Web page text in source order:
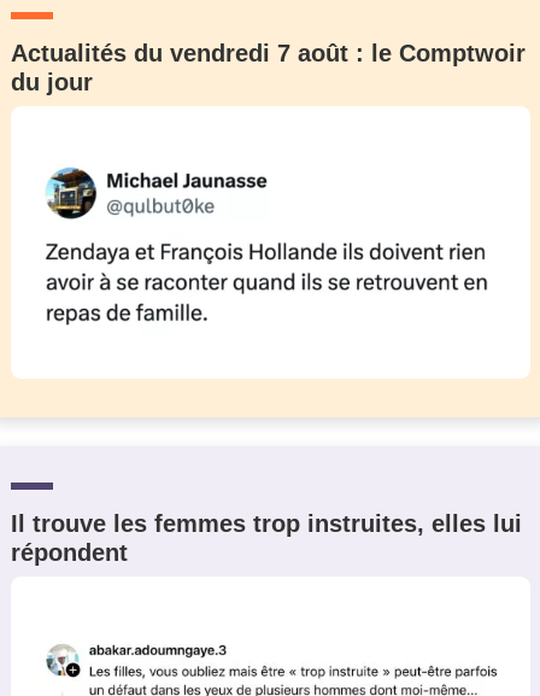
Actualités du vendredi 7 août : le Comptwoir
du jour
Il trouve les femmes trop instruites, elles lui
répondent